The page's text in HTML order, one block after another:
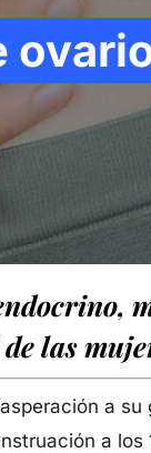
de las
a
a